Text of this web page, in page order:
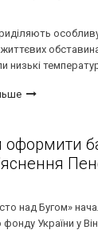
оформити
над Бугом»
України у